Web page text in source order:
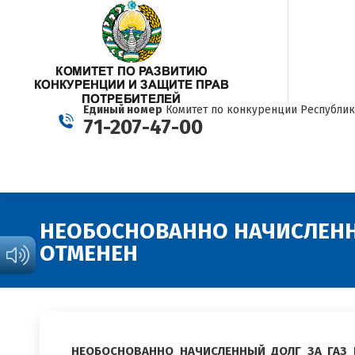
Единый номер Комитет по конкуренции
71-207-47-00
НЕОБОСНОВАННО
ОТМЕНЕН
НЕОБОСНОВАННО НАЧИСЛЕННЫЙ ДОЛГ ЗА ГАЗ